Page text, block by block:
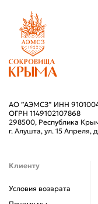
АО ”АЭМСЗ” ИНН
ОГРН 1149102107868
298500, Республика
г. Алушта, ул. 15 Апреля,
Клиенту
Условия возврата